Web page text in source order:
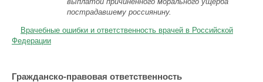
пострадавшему россиянину.
Врачебные ошибки и ответственность врачей в Российской
Федерации
Гражданско-правовая ответственность